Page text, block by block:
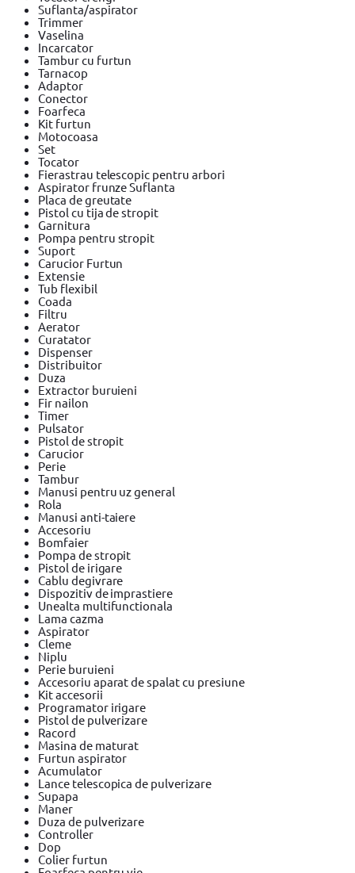
Suflanta/aspirator
Trimmer
Vaselina
Incarcator
Tambur cu furtun
Tarnacop
Adaptor
Conector
Foarfeca
Kit furtun
Motocoasa
Set
Tocator
Fierastrau telescopic pentru arbori
Aspirator frunze Suflanta
Placa de greutate
Pistol cu tija de stropit
Garnitura
Pompa pentru stropit
Suport
Carucior Furtun
Extensie
Tub flexibil
Coada
Filtru
Aerator
Curatator
Dispenser
Distribuitor
Duza
Extractor buruieni
Fir nailon
Timer
Pulsator
Pistol de stropit
Carucior
Perie
Tambur
Manusi pentru uz general
Rola
Manusi anti-taiere
Accesoriu
Bomfaier
Pompa de stropit
Pistol de irigare
Cablu degivrare
Dispozitiv de imprastiere
Unealta multifunctionala
Lama cazma
Aspirator
Cleme
Niplu
Perie buruieni
Accesoriu aparat de spalat cu presiune
Kit accesorii
Programator irigare
Pistol de pulverizare
Racord
Masina de maturat
Furtun aspirator
Acumulator
Lance telescopica de pulverizare
Supapa
Maner
Duza de pulverizare
Controller
Dop
Colier furtun